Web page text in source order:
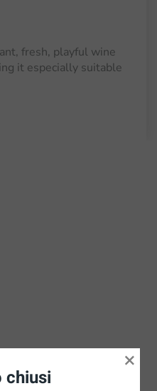
fresh, playful wine
it especially suitable
chiusi
×